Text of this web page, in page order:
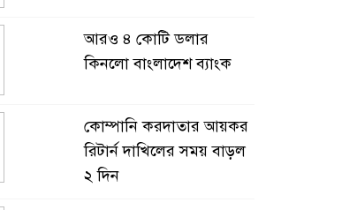
আরও ৪ কোটি ডলার
কিনলো বাংলাদেশ ব্যাংক
কোম্পানি করদাতার আয়কর
রিটার্ন দাখিলের সময় বাড়ল
২ দিন